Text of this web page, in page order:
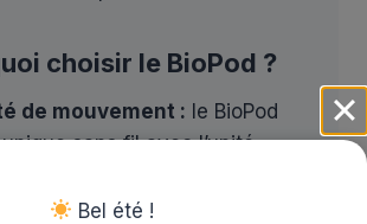
choisir le BioPod ?
de mouvement : le BioPod
sans fil avec l’unité
liaison directe par câble entre
Bel été !